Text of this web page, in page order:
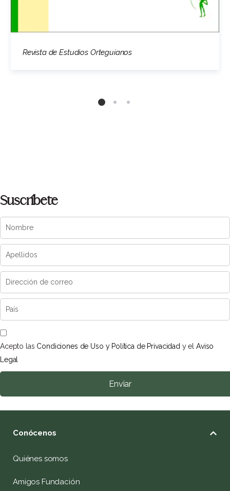
Revista de Estudios Orteguianos
Suscríbete
Acepto las Condiciones de Uso y Política de Privacidad y elAviso
Legal
Enviar
Conócenos
Quiénes somos
Amigos Fundación